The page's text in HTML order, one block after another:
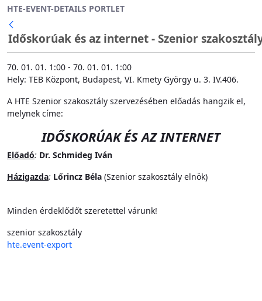
Ugrás a fő tartalomhoz
HTE-EVENT-DETAILS PORTLET
Időskorúak és az internet - Szenior
70. 01. 01. 1:00 - 70. 01. 01. 1:00
Hely: TEB Központ, Budapest, VI. Kmety György u. 3. IV.406.
A HTE Szenior szakosztály szervezésében előadás hangzik el,
melynek címe:
IDŐSKORÚAK ÉS AZ INTERNET
Előadó: Dr. Schmideg Iván
Házigazda: Lőrincz Béla (Szenior szakosztály elnök)
Minden érdeklődőt szeretettel várunk!
szenior szakosztály
hte.event-export